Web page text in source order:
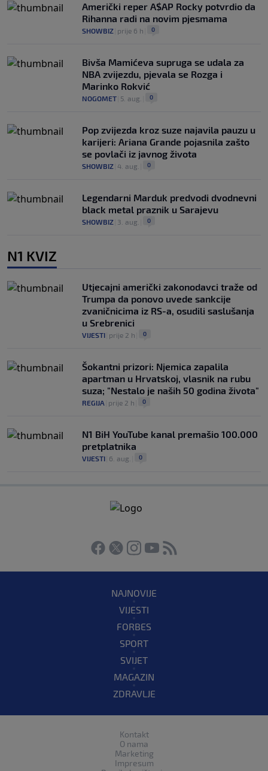
Američki reper A$AP Rocky potvrdio da
Rihanna radi na novim pjesmama
SHOWBIZ prije 6 h 0
Bivša Mamićeva supruga se udala za
NBA zvijezdu, pjevala se Rozga i
Marinko Rokvić
NOGOMET 5. aug. 0
Pop zvijezda kroz suze najavila pauzu u
karijeri: Ariana Grande pojasnila zašto
se povlači iz javnog života
SHOWBIZ 4. aug. 0
Legendarni Marduk predvodi dvodnevni
black metal praznik u Sarajevu
SHOWBIZ 3. aug. 0
N1 KVIZ
Utjecajni američki zakonodavci traže od
Trumpa da ponovo uvede sankcije
zvaničnicima iz RS-a, osudili saslušanja
u Srebrenici
VIJESTI prije 2 h 0
Šokantni prizori: Njemica zapalila
apartman u Hrvatskoj, vlasnik na rubu
suza; "Nestalo je naših 50 godina života"
REGIJA prije 2 h 0
N1 BiH YouTube kanal premašio 100.000
pretplatnika
VIJESTI 6. aug. 0
NAJNOVIJE
VIJESTI
FORBES
SPORT
SVIJET
MAGAZIN
ZDRAVLJE
Kontakt
O nama
Marketing
Impresum